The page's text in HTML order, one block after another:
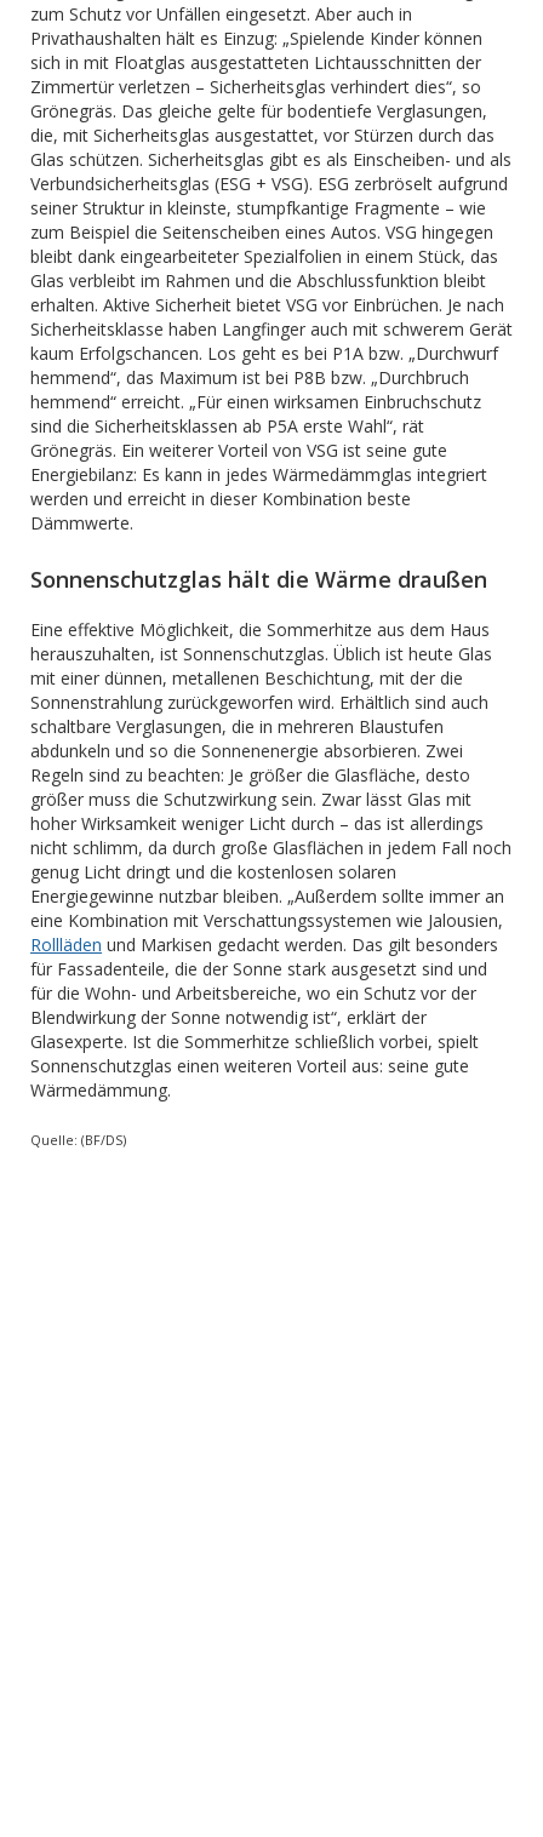
zum Schutz vor Unfällen eingesetzt. Aber auch in
Privathaushalten hält es Einzug: „Spielende Kinder können
sich in mit Floatglas ausgestatteten Lichtausschnitten der
Zimmertür verletzen – Sicherheitsglas verhindert dies“, so
Grönegräs. Das gleiche gelte für bodentiefe Verglasungen,
die, mit Sicherheitsglas ausgestattet, vor Stürzen durch das
Glas schützen. Sicherheitsglas gibt es als Einscheiben- und als
Verbundsicherheitsglas (ESG + VSG). ESG zerbröselt aufgrund
seiner Struktur in kleinste, stumpfkantige Fragmente – wie
zum Beispiel die Seitenscheiben eines Autos. VSG hingegen
bleibt dank eingearbeiteter Spezialfolien in einem Stück, das
Glas verbleibt im Rahmen und die Abschlussfunktion bleibt
erhalten. Aktive Sicherheit bietet VSG vor Einbrüchen. Je nach
Sicherheitsklasse haben Langfinger auch mit schwerem Gerät
kaum Erfolgschancen. Los geht es bei P1A bzw. „Durchwurf
hemmend“, das Maximum ist bei P8B bzw. „Durchbruch
hemmend“ erreicht. „Für einen wirksamen Einbruchschutz
sind die Sicherheitsklassen ab P5A erste Wahl“, rät
Grönegräs. Ein weiterer Vorteil von VSG ist seine gute
Energiebilanz: Es kann in jedes Wärmedämmglas integriert
werden und erreicht in dieser Kombination beste
Dämmwerte.
Sonnenschutzglas hält die Wärme draußen
Eine effektive Möglichkeit, die Sommerhitze aus dem Haus
herauszuhalten, ist Sonnenschutzglas. Üblich ist heute Glas
mit einer dünnen, metallenen Beschichtung, mit der die
Sonnenstrahlung zurückgeworfen wird. Erhältlich sind auch
schaltbare Verglasungen, die in mehreren Blaustufen
abdunkeln und so die Sonnenenergie absorbieren. Zwei
Regeln sind zu beachten: Je größer die Glasfläche, desto
größer muss die Schutzwirkung sein. Zwar lässt Glas mit
hoher Wirksamkeit weniger Licht durch – das ist allerdings
nicht schlimm, da durch große Glasflächen in jedem Fall noch
genug Licht dringt und die kostenlosen solaren
Energiegewinne nutzbar bleiben. „Außerdem sollte immer an
eine Kombination mit Verschattungssystemen wie Jalousien,
Rollläden und Markisen gedacht werden. Das gilt besonders
für Fassadenteile, die der Sonne stark ausgesetzt sind und
für die Wohn- und Arbeitsbereiche, wo ein Schutz vor der
Blendwirkung der Sonne notwendig ist“, erklärt der
Glasexperte. Ist die Sommerhitze schließlich vorbei, spielt
Sonnenschutzglas einen weiteren Vorteil aus: seine gute
Wärmedämmung.
Quelle: (BF/DS)